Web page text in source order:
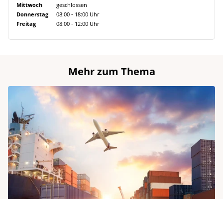
Mittwoch
geschlossen
Donnerstag
08:00 - 18:00 Uhr
Freitag
08:00 - 12:00 Uhr
Mehr zum Thema